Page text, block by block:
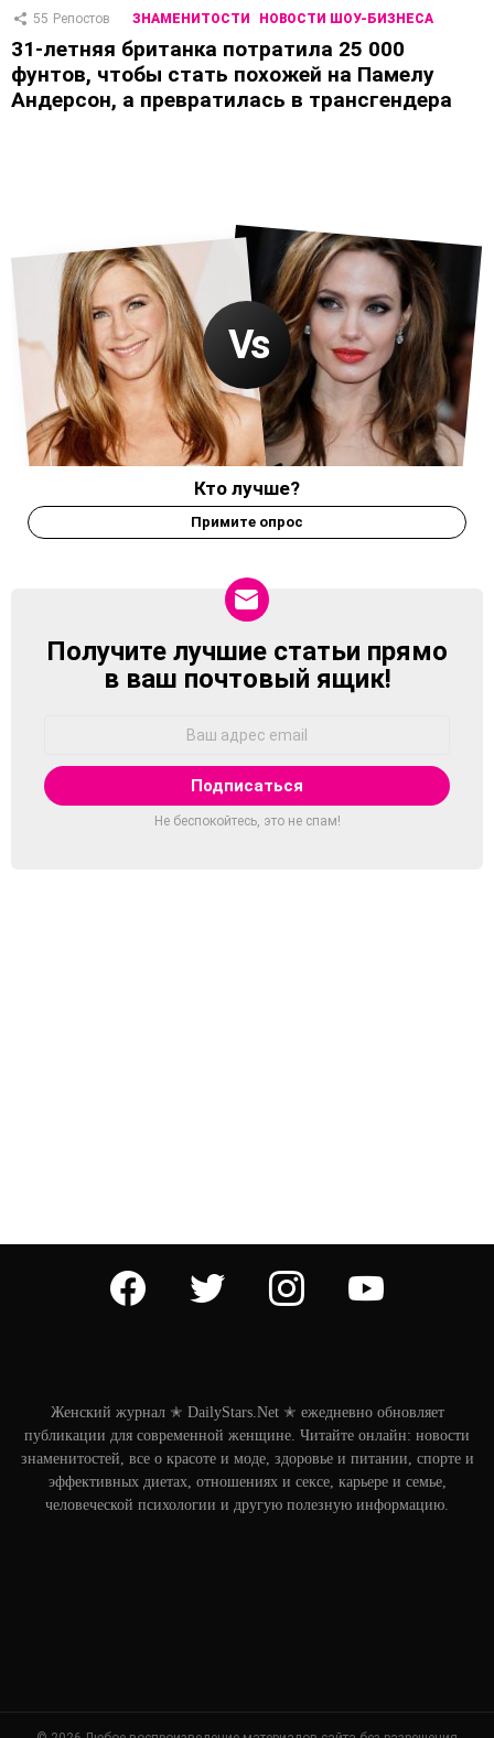
55 Репостов ЗНАМЕНИТОСТИ НОВОСТИ ШОУ-БИЗНЕСА
31-летняя британка потратила 25 000
фунтов, чтобы стать похожей на Памелу
Андерсон, а превратилась в трансгендера
Кто лучше?
Примите опрос
NEWSLETTER
Получите лучшие статьи прямо
в ваш почтовый ящик!
Не беспокойтесь, это не спам!
facebook twitter instagram youtube
Женский журнал ✭ DailyStars.Net ✭ ежедневно обновляет
публикации для современной женщине. Читайте онлайн: новости
знаменитостей, все о красоте и моде, здоровье и питании, спорте и
эффективных диетах, отношениях и сексе, карьере и семье,
человеческой психологии и другую полезную информацию.